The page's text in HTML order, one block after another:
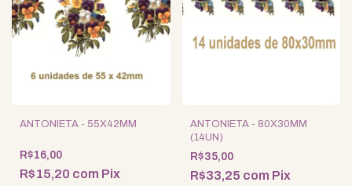
ANTONIETA - 55X42MM
R$16,00
R$15,20 com Pix
ANTONIETA - 80X30MM
(14UN)
R$35,00
R$33,25 com Pix